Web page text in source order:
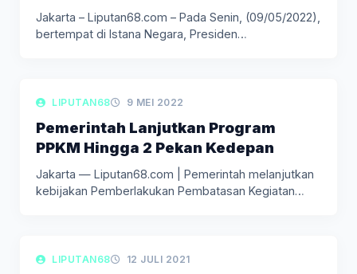
Jakarta – Liputan68.com – Pada Senin, (09/05/2022),
bertempat di Istana Negara, Presiden…
LIPUTAN BERITA
LIPUTAN68 9 MEI 2022
Pemerintah Lanjutkan Program
PPKM Hingga 2 Pekan Kedepan
Jakarta — Liputan68.com | Pemerintah melanjutkan
kebijakan Pemberlakukan Pembatasan Kegiatan
LIPUTAN KESEHATAN
LIPUTAN68 12 JULI 2021